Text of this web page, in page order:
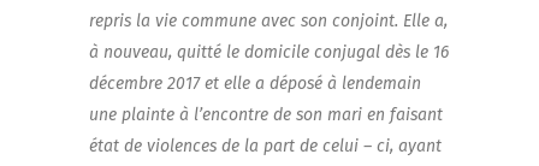
repris la vie com­mune avec son conjoint. Elle a,
à nou­veau, quit­té le domi­cile conju­gal dès le 16
décembre 2017 et elle a dépo­sé à len­de­main
une plainte à l’encontre de son mari en fai­sant
état de vio­lences de la part de celui – ci, ayant